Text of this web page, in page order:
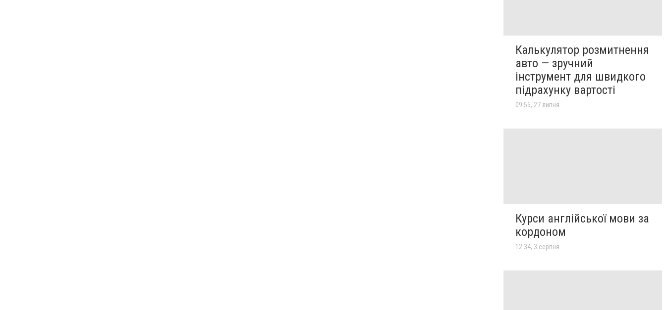
Калькулятор розмитнення
авто — зручний
інструмент для швидкого
підрахунку вартості
09:55, 27 липня
Курси англійської мови за
кордоном
12:34, 3 серпня